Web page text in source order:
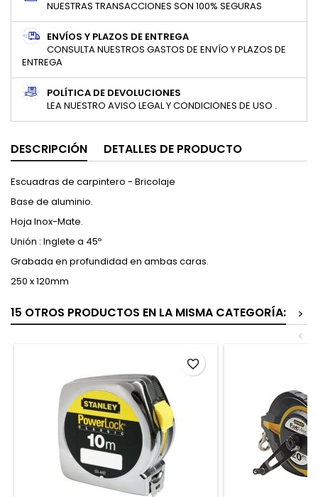
NUESTRAS TRANSACCIONES SON 100% SEGURAS
ENVÍOS Y PLAZOS DE ENTREGA
CONSULTA NUESTROS GASTOS DE ENVÍO Y PLAZOS DE
ENTREGA
POLÍTICA DE DEVOLUCIONES
LEA NUESTRO AVISO LEGAL Y CONDICIONES DE USO .
DESCRIPCIÓN DETALLES DE PRODUCTO
Escuadras de carpintero - Bricolaje
Base de aluminio.
Hoja Inox-Mate.
Unión : Inglete a 45º
Grabada en profundidad en ambas caras.
250 x 120mm
15 OTROS PRODUCTOS EN LA MISMA CATEGORÍA:
>
<
favorite_border